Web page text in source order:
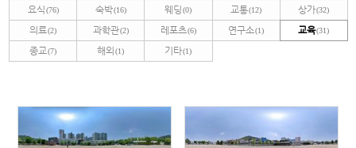
요식(76) 숙박(16) 웨딩 (0) 교통(12) 상가(32)
의료(2) 과학관(2) 레포츠(6) 연구소(1) 교육(31)
종교(7) 해외 (1) 기타(1)